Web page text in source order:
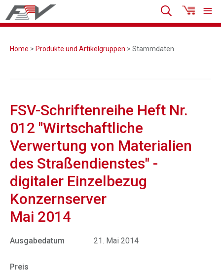
Home > Produkte und Artikelgruppen > Stammdaten
FSV-Schriftenreihe Heft Nr.
012 "Wirtschaftliche
Verwertung von Materialien
des Straßendienstes" -
digitaler Einzelbezug
Konzernserver
Mai 2014
Ausgabedatum 21. Mai 2014
Preis